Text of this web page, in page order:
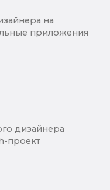
на
приложения
дизайнера
проект